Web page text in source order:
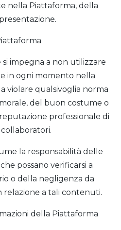
nella Piattaforma, della
impegna a non utilizzare
in ogni momento nella
violare qualsivoglia norma
del buon costume o
professionale di
la responsabilità delle
possano verificarsi a
o della negligenza da
a tali contenuti.
della Piattaforma